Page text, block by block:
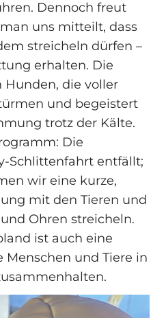
Dennoch freut
uns mitteilt, dass
streicheln dürfen –
erhalten. Die
die voller
und begeistert
trotz der Kälte.
Die
Schlittenfahrt entfällt;
wir eine kurze,
mit den Tieren und
Ohren streicheln.
ist auch eine
Menschen und Tiere in